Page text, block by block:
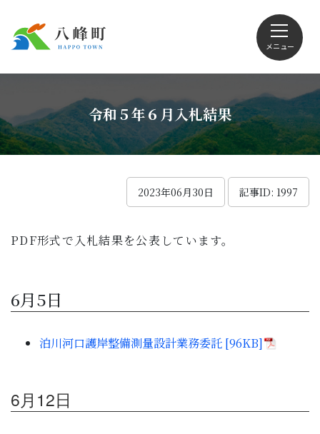
メニュー
Foreign language
くらしの情報
令和５年６月入札結果
2023年06月30日 記事ID: 1997
PDF形式で入札結果を公表しています。
6月5日
泊川河口護岸整備測量設計業務委託 [96KB]
6月12日